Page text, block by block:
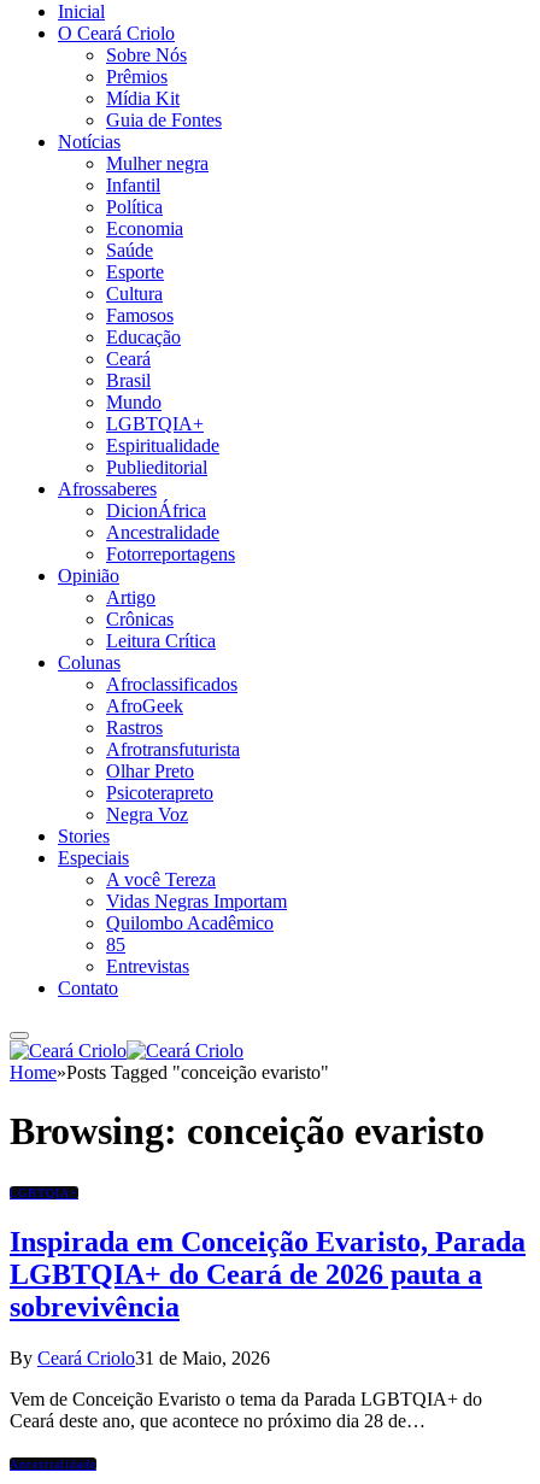
Inicial
O Ceará Criolo
Sobre Nós
Prêmios
Mídia Kit
Guia de Fontes
Notícias
Mulher negra
Infantil
Política
Economia
Saúde
Esporte
Cultura
Famosos
Educação
Ceará
Brasil
Mundo
LGBTQIA+
Espiritualidade
Publieditorial
Afrossaberes
DicionÁfrica
Ancestralidade
Fotorreportagens
Opinião
Artigo
Crônicas
Leitura Crítica
Colunas
Afroclassificados
AfroGeek
Rastros
Afrotransfuturista
Olhar Preto
Psicoterapreto
Negra Voz
Stories
Especiais
A você Tereza
Vidas Negras Importam
Quilombo Acadêmico
85
Entrevistas
Contato
Home»Posts Tagged "conceição evaristo"
Browsing: conceição evaristo
LGBTQIA+
Inspirada em Conceição Evaristo, Parada
LGBTQIA+ do Ceará de 2026 pauta a
sobrevivência
By Ceará Criolo31 de Maio, 2026
Vem de Conceição Evaristo o tema da Parada LGBTQIA+ do
Ceará deste ano, que acontece no próximo dia 28 de…
Ancestralidade